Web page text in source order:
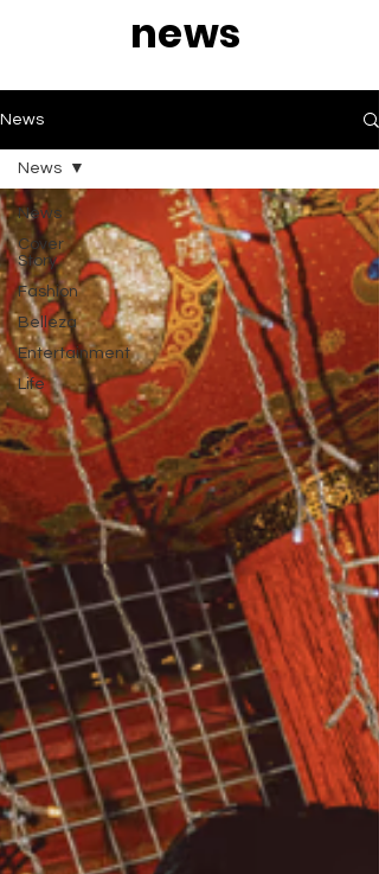
news
News
News
Cover
Story
Fashion
Belleza
Entertainment
Life
News